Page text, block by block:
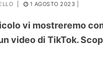
Ortaggio
Search for:
1 AGOSTO 2023
vi mostreremo
video di TikTok.